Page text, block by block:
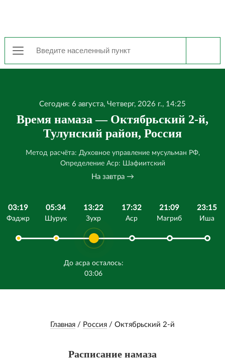
Сегодня: 6 августа, Четверг, 2026 г., 14:25
Время намаза — Октябрьский 2-й,
Тулунский район, Россия
Метод расчёта: Духовное управление мусульман РФ,
Определение Аср: Шафиитский
На завтра →
03:19
Фаджр
05:34
Шурук
13:22
Зухр
До асра осталось:
03:06
17:32
Аср
21:09
Магриб
23:15
Иша
Главная / Россия / Октябрьский 2-й
Расписание намаза